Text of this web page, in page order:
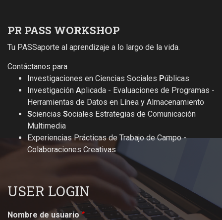
PR PASS WORKSHOP
Tu PASSaporte al aprendizaje a lo largo de la vida.
Contáctanos para
Investigaciones en Ciencias Sociales Públicas
Investigación Aplicada - Evaluaciones de Programas -
Herramientas de Datos en Línea y Almacenamiento
Sciencias Sociales Estrategias de Comunicación
Multimedia
Experiencias Prácticas de Trabajo de Campo -
Colaboraciones Creativas
USER LOGIN
Nombre de usuario